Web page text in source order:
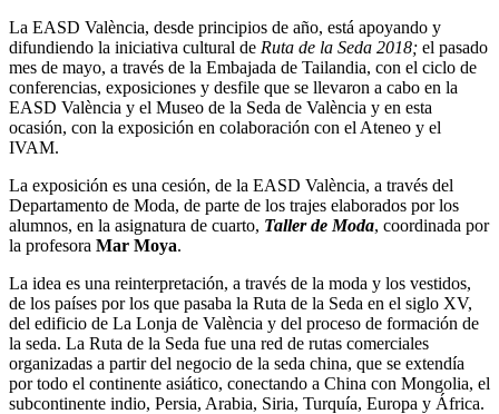
La EASD València, desde principios de año, está apoyando y
difundiendo la iniciativa cultural de Ruta de la Seda 2018; el pasado
mes de mayo, a través de la Embajada de Tailandia, con el ciclo de
conferencias, exposiciones y desfile que se llevaron a cabo en la
EASD València y el Museo de la Seda de València y en esta
ocasión, con la exposición en colaboración con el Ateneo y el
IVAM.
La exposición es una cesión, de la EASD València, a través del
Departamento de Moda, de parte de los trajes elaborados por los
alumnos, en la asignatura de cuarto, Taller de Moda, coordinada por
la profesora Mar Moya.
La idea es una reinterpretación, a través de la moda y los vestidos,
de los países por los que pasaba la Ruta de la Seda en el siglo XV,
del edificio de La Lonja de València y del proceso de formación de
la seda. La Ruta de la Seda fue una red de rutas comerciales
organizadas a partir del negocio de la seda china, que se extendía
por todo el continente asiático, conectando a China con Mongolia, el
subcontinente indio, Persia, Arabia, Siria, Turquía, Europa y África.